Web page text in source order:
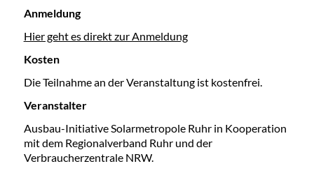
Anmeldung
Hier geht es direkt zur Anmeldung
Kosten
Die Teilnahme an der Veranstaltung ist kostenfrei.
Veranstalter
Ausbau-Initiative Solarmetropole Ruhr in Kooperation
mit dem Regionalverband Ruhr und der
Verbraucherzentrale NRW.